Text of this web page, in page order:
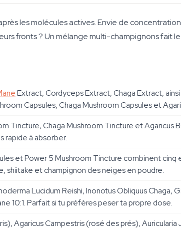
les molécules actives. Envie de
fronts ? Un mélange multi-champignons fait
Extract, Cordyceps Extract, Chaga Extract,
Capsules, Chaga Mushroom Capsules et
Tincture, Chaga Mushroom Tincture et Agaricus
rapide à absorber.
et Power 5 Mushroom Tincture combinent cinq
shiitake et champignon des neiges en poudre.
Lucidum Reishi, Inonotus Obliquus Chaga,
10:1. Parfait si tu préfères peser ta propre dose.
Agaricus Campestris (rosé des prés),